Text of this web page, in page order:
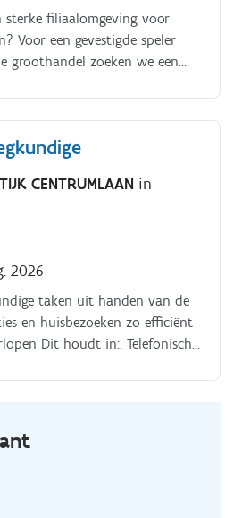
filiaalomgeving voor
Voor een gevestigde speler
groothandel zoeken we een
CENTRUMLAAN in
2026
taken uit handen van de
en huisbezoeken zo efficiënt
Dit houdt in:. Telefonisch